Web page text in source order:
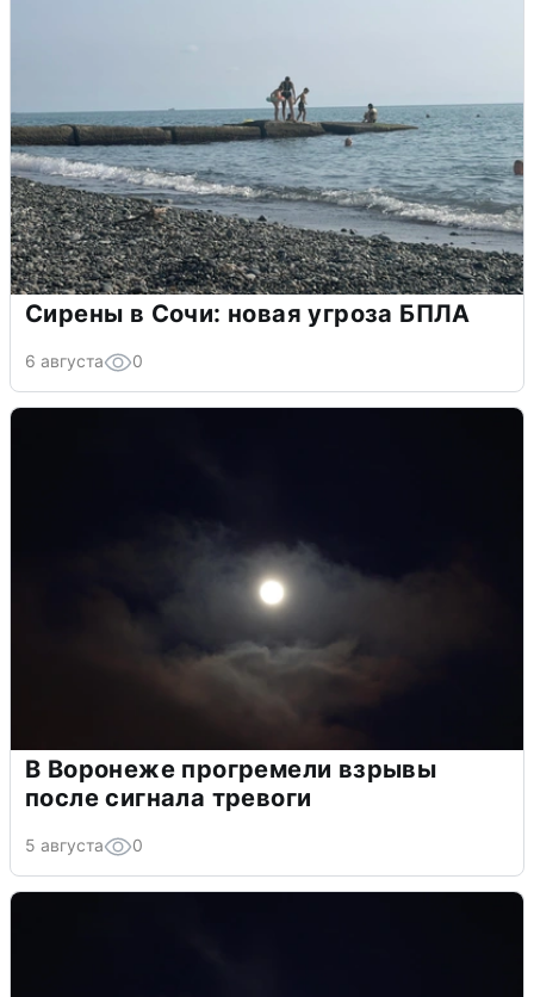
Сирены в Сочи: новая угроза БПЛА
6 августа 0
В Воронеже прогремели взрывы
после сигнала тревоги
5 августа 0